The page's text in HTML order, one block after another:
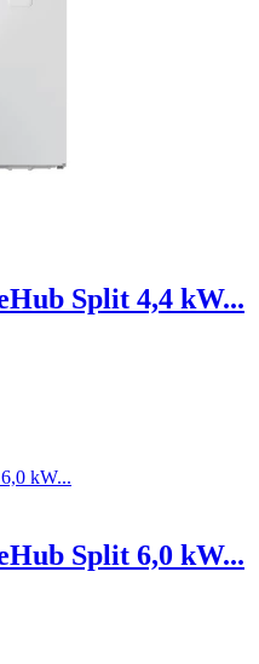
Split 4,4 kW...
Split 6,0 kW...